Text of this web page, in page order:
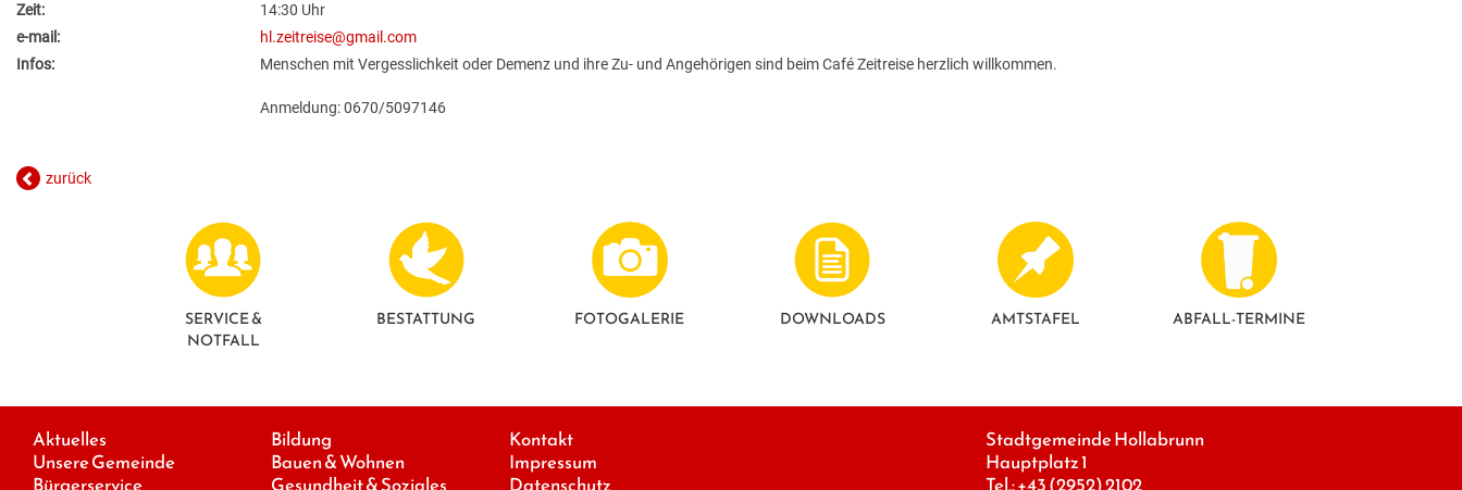
Zeit:
14:30 Uhr
e-mail:
hl.zeitreise@gmail.com
Infos:
Menschen mit Vergesslichkeit oder Demenz und ihre Zu- und Angehörigen sind beim Café Zeitreise herzlich willkommen.
Anmeldung: 0670/5097146
zurück
SERVICE &
NOTFALL
BESTATTUNG FOTO­GALERIE DOWNLOADS AMTSTAFEL ABFALL-TERMINE
Aktuelles
Unsere Gemeinde
Bildung
Bauen & Wohnen
Kontakt
Impressum
Stadtgemeinde Hollabrunn
Hauptplatz 1